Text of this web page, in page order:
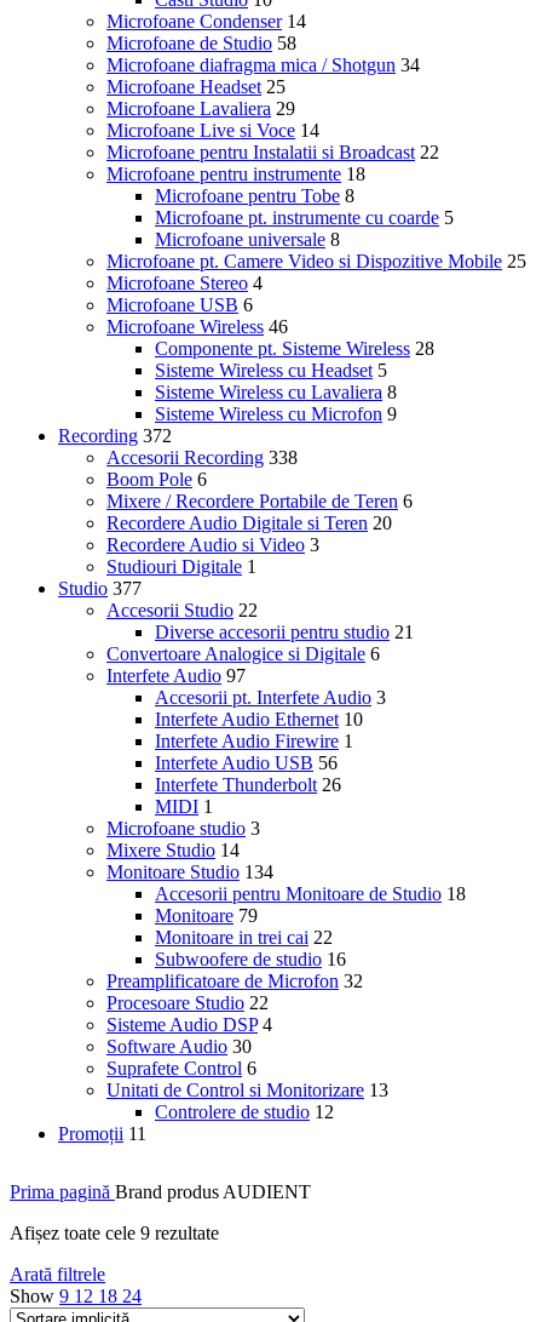
Microfoane Condenser 14
Microfoane de Studio 58
Microfoane diafragma mica / Shotgun 34
Microfoane Headset 25
Microfoane Lavaliera 29
Microfoane Live si Voce 14
Microfoane pentru Instalatii si Broadcast 22
Microfoane pentru instrumente 18
Microfoane pentru Tobe 8
Microfoane pt. instrumente cu coarde 5
Microfoane universale 8
Microfoane pt. Camere Video si Dispozitive Mobile 25
Microfoane Stereo 4
Microfoane USB 6
Microfoane Wireless 46
Componente pt. Sisteme Wireless 28
Sisteme Wireless cu Headset 5
Sisteme Wireless cu Lavaliera 8
Sisteme Wireless cu Microfon 9
Recording 372
Accesorii Recording 338
Boom Pole 6
Mixere / Recordere Portabile de Teren 6
Recordere Audio Digitale si Teren 20
Recordere Audio si Video 3
Studiouri Digitale 1
Studio 377
Accesorii Studio 22
Diverse accesorii pentru studio 21
Convertoare Analogice si Digitale 6
Interfete Audio 97
Accesorii pt. Interfete Audio 3
Interfete Audio Ethernet 10
Interfete Audio Firewire 1
Interfete Audio USB 56
Interfete Thunderbolt 26
MIDI 1
Microfoane studio 3
Mixere Studio 14
Monitoare Studio 134
Accesorii pentru Monitoare de Studio 18
Monitoare 79
Monitoare in trei cai 22
Subwoofere de studio 16
Preamplificatoare de Microfon 32
Procesoare Studio 22
Sisteme Audio DSP 4
Software Audio 30
Suprafete Control 6
Unitati de Control si Monitorizare 13
Controlere de studio 12
Promoții 11
Prima pagină Brand produs AUDIENT
Afișez toate cele 9 rezultate
Arată filtrele
Show 9 12 18 24